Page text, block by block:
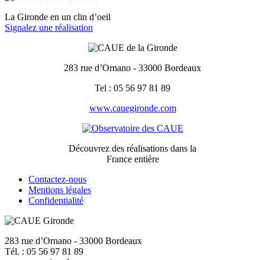
La Gironde en un clin d’oeil
Signalez une réalisation
283 rue d’Ornano - 33000 Bordeaux
Tel : 05 56 97 81 89
www.cauegironde.com
Découvrez des réalisations dans la
France entière
Contactez-nous
Mentions légales
Confidentialité
283 rue d’Ornano - 33000 Bordeaux
Tél. : 05 56 97 81 89